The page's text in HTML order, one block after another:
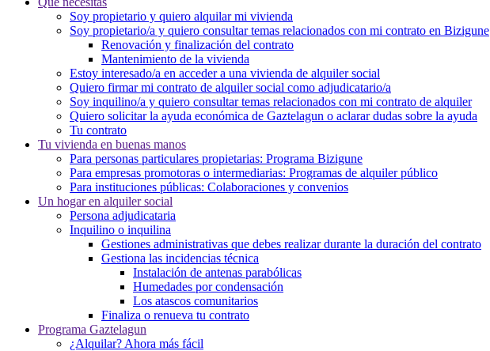
Soy propietario y quiero alquilar mi vivienda
Soy propietario/a y quiero consultar temas relacionados con mi contrato en Bizigune
Renovación y finalización del contrato
Mantenimiento de la vivienda
Estoy interesado/a en acceder a una vivienda de alquiler social
Quiero firmar mi contrato de alquiler social como adjudicatario/a
Soy inquilino/a y quiero consultar temas relacionados con mi contrato de alquiler
Quiero solicitar la ayuda económica de Gaztelagun o aclarar dudas sobre la ayuda
Tu contrato
Tu vivienda en buenas manos
Para personas particulares propietarias: Programa Bizigune
Para empresas promotoras o intermediarias: Programas de alquiler público
Para instituciones públicas: Colaboraciones y convenios
Un hogar en alquiler social
Persona adjudicataria
Inquilino o inquilina
Gestiones administrativas que debes realizar durante la duración del contrato
Gestiona las incidencias técnica
Instalación de antenas parabólicas
Humedades por condensación
Los atascos comunitarios
Finaliza o renueva tu contrato
Programa Gaztelagun
¿Alquilar? Ahora más fácil